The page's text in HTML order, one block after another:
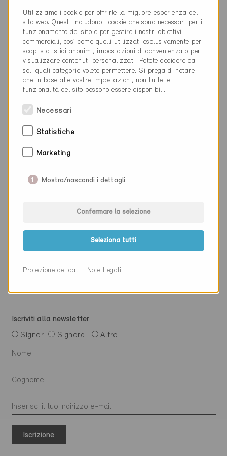
058 911 66 99
winterthur@rmb.ch
www.rmb.ch
Pianificazione energetica / Riscaldamento elettrico ad
Iscriviti alla newsletter
Signor
Signora Altro
Iscrizione
Utilizziamo i cookie per offrirle la migliore esperienza del
sito web. Questi includono i cookie che sono necessari per il
funzionamento del sito e per gestire i nostri obiettivi
commerciali, così come quelli utilizzati esclusivamente per
scopi statistici anonimi, impostazioni di convenienza o per
visualizzare contenuti personalizzati. Potete decidere da
soli quali categorie volete permettere. Si prega di notare
che in base alle vostre impostazioni, non tutte le
funzionalità del sito possono essere disponibili.
Necessari
Statistiche
Marketing
Mostra/nascondi i dettagli
Confermare la selezione
Seleziona tutti
Protezione dei dati Note Legali